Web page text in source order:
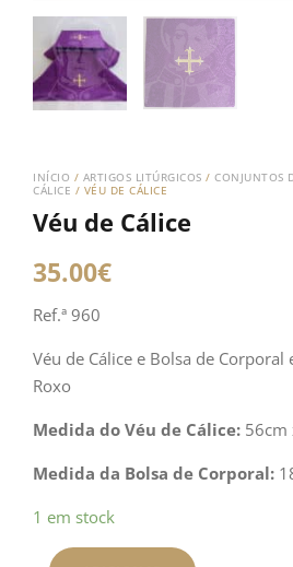
INÍCIO / ARTIGOS LITÚRGICOS / CONJUNTOS
CÁLICE / VÉU DE CÁLICE
Véu de Cálice
35.00€
Ref.ª 960
Véu de Cálice e Bolsa de Corporal
Roxo
Medida do Véu de Cálice: 56cm
Medida da Bolsa de Corporal:
1 em stock
Quantidade